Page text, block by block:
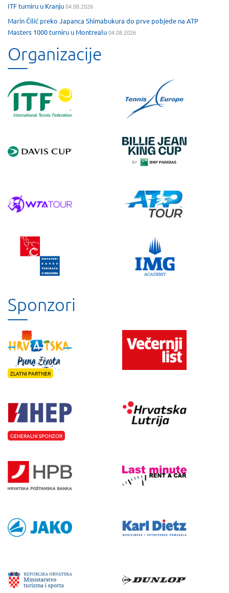
ITF turniru u Kranju04.08.2026
Marin Čilić preko Japanca Shimabukura do prve pobjede na ATP
Masters 1000 turniru u Montrealu04.08.2026
Organizacije
Sponzori
ZLATNI PARTNER
GENERALNI SPONZOR